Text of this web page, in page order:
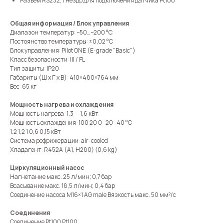
Общая информация / Блок управления
Диапазон температур: −50…−200 °C
Постоянство температуры: ±0,02 °C
Блок управления: Pilot ONE (E-grade "Basic")
Класс безопасности: III / FL
Тип защиты: IP20
Габариты (Ш х Г х В): 410×480×764 мм
Вес: 65 кг
Мощность нагрева и охлаждения
Мощность нагрева: 1,3 — 1,6 кВт
Мощность охлаждения: 100 20 0 -20 -40 °C
1,2 1,2 1 0,6 0,15 кВт
Система рефрижерации: air-cooled
Хладагент: R452A (A1, H280) (0,6 kg)
Циркуляционный насос
Нагнетание макс. 25 л/мин; 0,7 бар
Всасывание макс. 18,5 л/мин; 0,4 бар
Соединение насоса M16×1 AG male Вязкость макс. 50 мм²/с
Соединения